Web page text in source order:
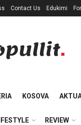
Contact Us Edukimi
KOSOVA
REVIEW